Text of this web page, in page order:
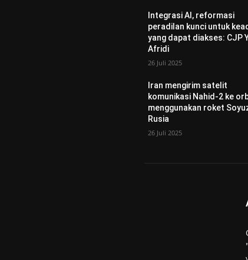
Integrasi AI, reformasi
peradilan kunci untuk
yang dapat diakses: CJP
Afridi
26 Juli 2025
Iran mengirim satelit
komunikasi Nahid-2 ke
menggunakan roket
Rusia
26 Juli 2025